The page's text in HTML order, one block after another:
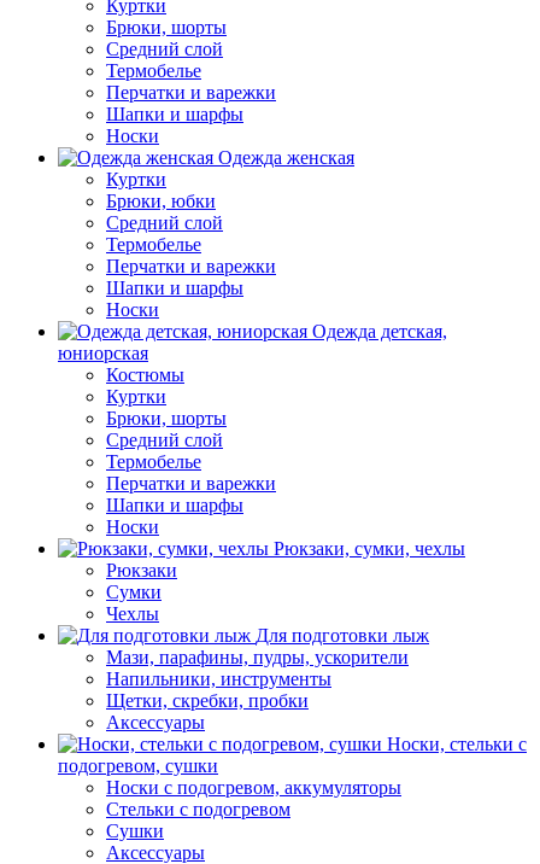
Куртки
Брюки, шорты
Средний слой
Термобелье
Перчатки и варежки
Шапки и шарфы
Носки
Одежда женская
Куртки
Брюки, юбки
Средний слой
Термобелье
Перчатки и варежки
Шапки и шарфы
Носки
Одежда детская,
юниорская
Костюмы
Куртки
Брюки, шорты
Средний слой
Термобелье
Перчатки и варежки
Шапки и шарфы
Носки
Рюкзаки, сумки, чехлы
Рюкзаки
Сумки
Чехлы
Для подготовки лыж
Мази, парафины, пудры, ускорители
Напильники, инструменты
Щетки, скребки, пробки
Аксессуары
Носки, стельки с
подогревом, сушки
Носки с подогревом, аккумуляторы
Стельки с подогревом
Сушки
Аксессуары